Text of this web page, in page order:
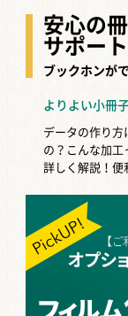
安心の
サポート
ブックホンが
よりよい小冊
データの作り方
の？こんな加工
詳しく解説！便